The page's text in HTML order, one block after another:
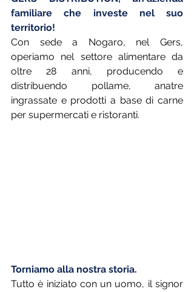
familiare che investe nel suo
territorio!
Con sede a Nogaro, nel Gers,
operiamo nel settore alimentare da
oltre 28 anni, producendo e
distribuendo pollame, anatre
ingrassate e prodotti a base di carne
per supermercati e ristoranti.
Torniamo alla nostra storia.
Tutto è iniziato con un uomo, il signor